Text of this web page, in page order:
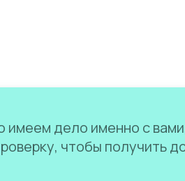
имеем дело именно с
чтобы получить